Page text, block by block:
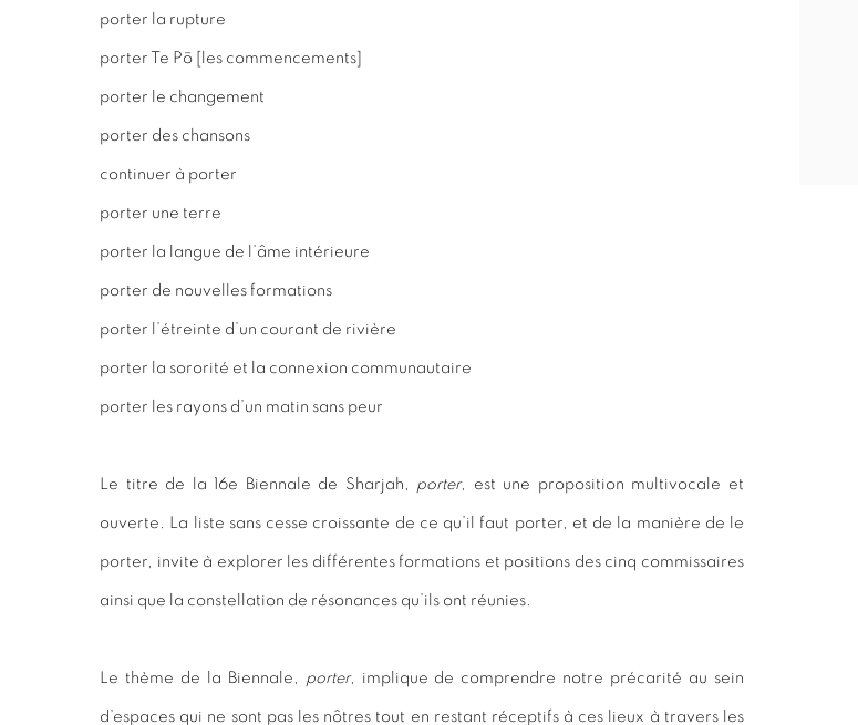
porter la rupture
porter Te Pō [les commencements]
porter le changement
porter des chansons
continuer à porter
porter une terre
porter la langue de l’âme intérieure
porter de nouvelles formations
porter l’étreinte d’un courant de rivière
porter la sororité et la connexion communautaire
porter les rayons d’un matin sans peur
Le titre de la 16e Biennale de Sharjah, porter, est une proposition multivocale et
ouverte. La liste sans cesse croissante de ce qu’il faut porter, et de la manière de le
porter, invite à explorer les différentes formations et positions des cinq commissaires
ainsi que la constellation de résonances qu’ils ont réunies.
Le thème de la Biennale, porter, implique de comprendre notre précarité au sein
d’espaces qui ne sont pas les nôtres tout en restant réceptifs à ces lieux à travers les